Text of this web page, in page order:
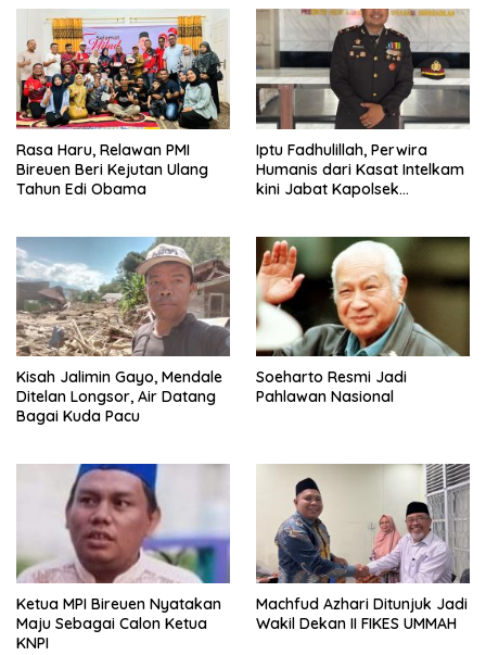
Rasa Haru, Relawan PMI
Bireuen Beri Kejutan Ulang
Tahun Edi Obama
Iptu Fadhulillah, Perwira
Humanis dari Kasat Intelkam
kini Jabat Kapolsek
Kisah Jalimin Gayo, Mendale
Ditelan Longsor, Air Datang
Bagai Kuda Pacu
Soeharto Resmi Jadi
Pahlawan Nasional
Ketua MPI Bireuen Nyatakan
Maju Sebagai Calon Ketua
KNPI
Machfud Azhari Ditunjuk Jadi
Wakil Dekan II FIKES UMMAH